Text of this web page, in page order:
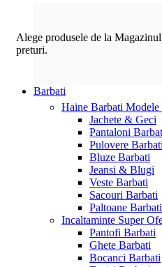
Alege produsele de la Magazinul
preturi.
Barbati
Haine Barbati Modele
Jachete & Geci
Pantaloni
Pulovere Barbati
Bluze Barbati
Jeansi & Blugi
Veste Barbati
Sacouri Barbati
Paltoane Barbati
Incaltaminte Super
Pantofi Barbati
Ghete Barbati
Bocanci Barbati